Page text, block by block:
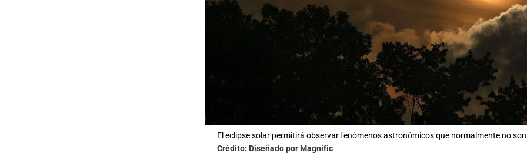
El eclipse solar permitirá observar fenómenos astronómicos que normalmente no
Crédito: Diseñado por Magnific